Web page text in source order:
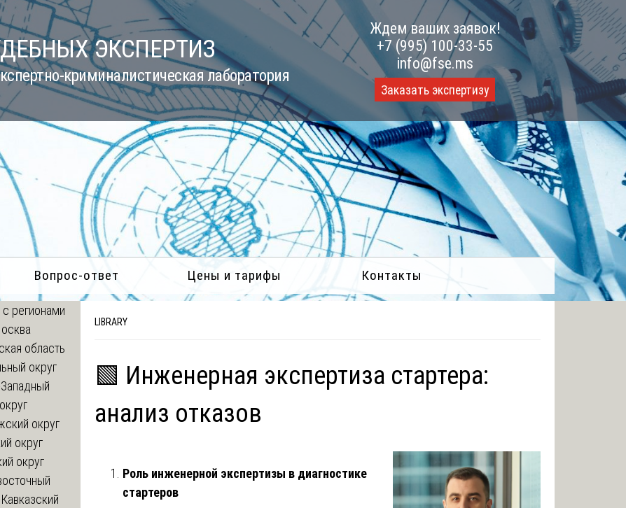
ЭКСПЕРТИЗ
криминалистическая лаборатория
Ждем ваших заявок!
+7 (995) 100-33-55
info@fse.ms
Заказать экспертизу
Вопрос-ответ Цены и тарифы Контакты
LIBRARY
🟩 Инженерная экспертиза стартера:
анализ отказов
Роль инженерной экспертизы в диагностике
стартеров
регионами
область
округ
округ
округ
округ